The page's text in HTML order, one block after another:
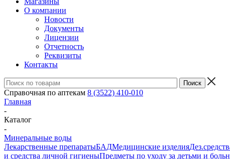
О компании
Новости
Документы
Лицензии
Отчетность
Реквизиты
Контакты
Справочная по аптекам 8 (3522) 410-010
Главная
-
Каталог
-
Минеральные воды
Лекарственные препаратыБАДМедицинские изделия
и средства личной гигиеныПредметы по уходу за детьми и